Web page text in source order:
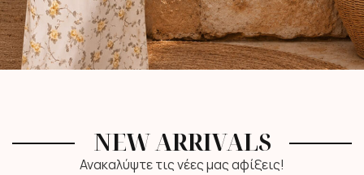
NEW ARRIVALS
Ανακαλύψτε τις νέες μας αφίξεις!